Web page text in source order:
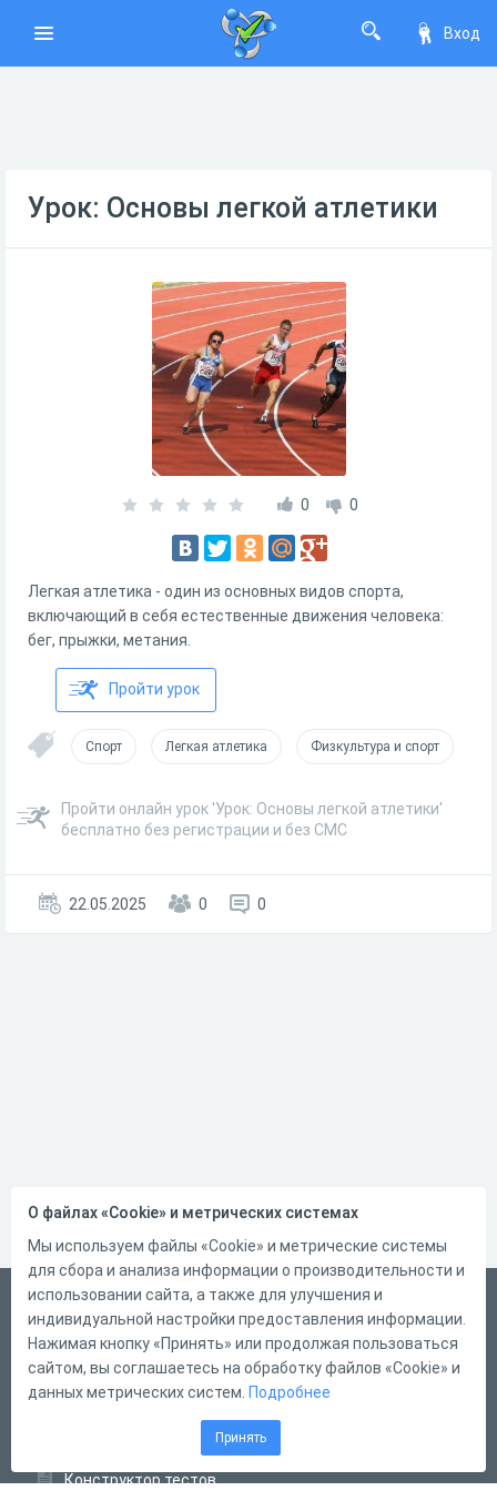
Вход
Урок: Основы легкой атлетики
0 0
Легкая атлетика - один из основных видов спорта,
включающий в себя естественные движения человека:
бег, прыжки, метания.
Пройти урок
Спорт Легкая атлетика Физкультура и спорт
Пройти онлайн урок 'Урок: Основы легкой атлетики'
бесплатно без регистрации и без СМС
22.05.2025 0 0
Русский
Справка
Форма обратной связи
Конструктор тестов
О файлах «Cookie» и метрических системах
Мы используем файлы «Cookie» и метрические системы
для сбора и анализа информации о производительности и
использовании сайта, а также для улучшения и
индивидуальной настройки предоставления информации.
Нажимая кнопку «Принять» или продолжая пользоваться
сайтом, вы соглашаетесь на обработку файлов «Cookie» и
данных метрических систем. Подробнее
Принять